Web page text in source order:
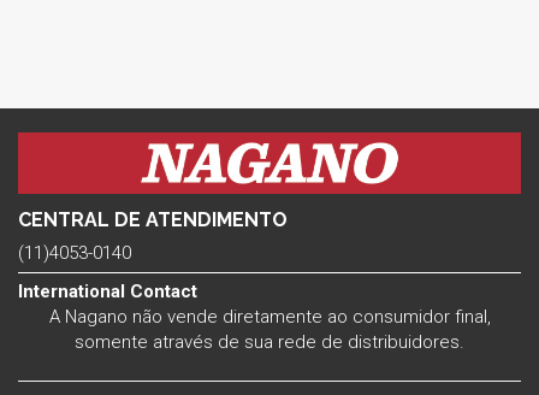
CENTRAL DE ATENDIMENTO
(11)4053-0140
International Contact
A Nagano não vende diretamente ao consumidor final,
somente através de sua rede de distribuidores.